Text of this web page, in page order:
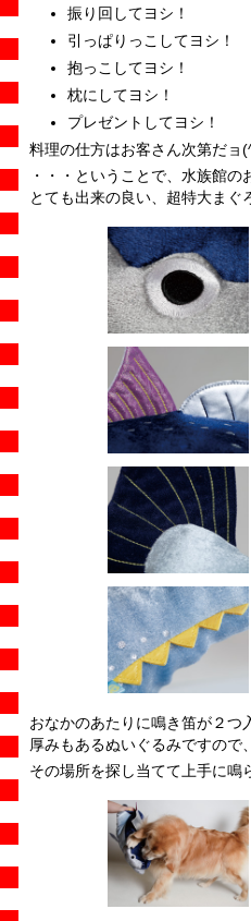
振り回してヨシ！
引っぱりっこしてヨシ！
抱っこしてヨシ！
枕にしてヨシ！
プレゼントしてヨシ！
料理の仕方はお客さん次第だョ
・・・ということで、水族館
とても出来の良い、超特大まぐ
おなかのあたりに鳴き笛が２つ
厚みもあるぬいぐるみですので
その場所を探し当てて上手に鳴